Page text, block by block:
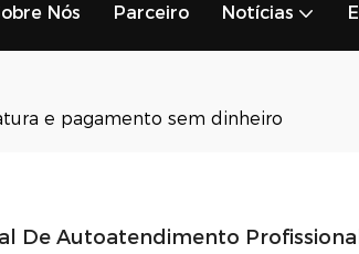
Nós Parceiro Notícias
e pagamento sem dinheiro
De Autoatendimento